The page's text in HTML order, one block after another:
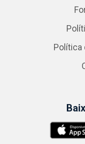
Política